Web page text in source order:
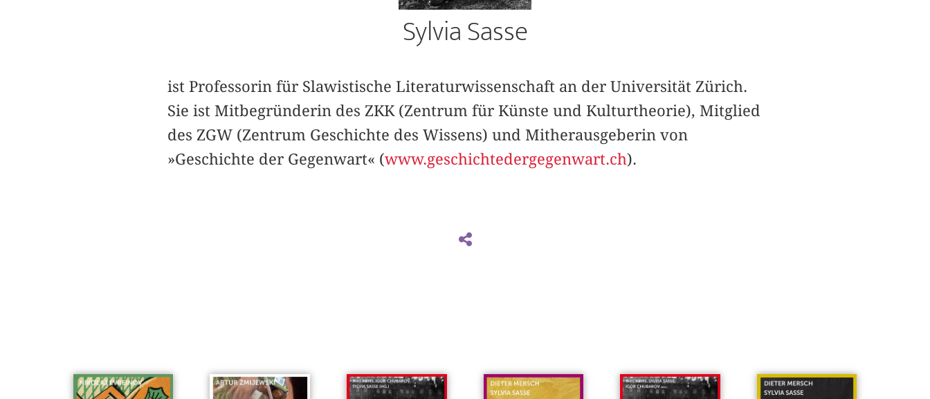
Sylvia Sasse
ist Professorin für Slawistische Literaturwissenschaft an der Universität Zürich.
Sie ist Mitbegründerin des ZKK (Zentrum für Künste und Kulturtheorie), Mitglied
des ZGW (Zentrum Geschichte des Wissens) und Mitherausgeberin von
»Geschichte der Gegenwart« (www.geschichtedergegenwart.ch).